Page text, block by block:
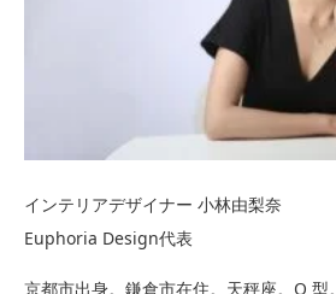
インテリアデザイナー 小林由梨奈
Euphoria Design代表
京都市出身。鎌倉市在住。天秤座。O 型。